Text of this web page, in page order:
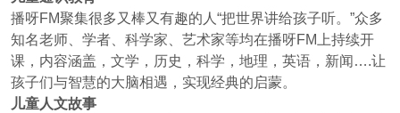
播呀FM聚集很多又棒又有趣的人“把世界讲给孩子听。”众多
知名老师、学者、科学家、艺术家等均在播呀FM上持续开
课，内容涵盖，文学，历史，科学，地理，英语，新闻….让
孩子们与智慧的大脑相遇，实现经典的启蒙。
儿童人文故事